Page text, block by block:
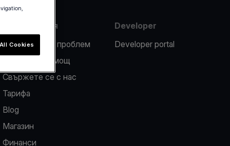
Информация
Докладвайте проблем
Център за помощ
Свържете се с нас
Тарифа
Blog
Магазин
Финанси
Developer
Developer portal
Cookies